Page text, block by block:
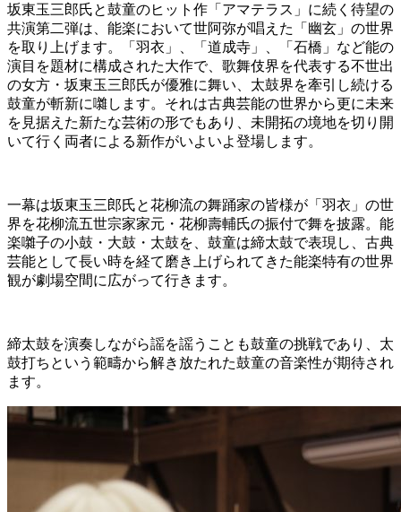
坂東玉三郎氏と鼓童のヒット作「アマテラス」に続く待望の
共演第二弾は、能楽において世阿弥が唱えた「幽玄」の世界
を取り上げます。「羽衣」、「道成寺」、「石橋」など能の
演目を題材に構成された大作で、歌舞伎界を代表する不世出
の女方・坂東玉三郎氏が優雅に舞い、太鼓界を牽引し続ける
鼓童が斬新に囃します。それは古典芸能の世界から更に未来
を見据えた新たな芸術の形でもあり、未開拓の境地を切り開
いて行く両者による新作がいよいよ登場します。
一幕は坂東玉三郎氏と花柳流の舞踊家の皆様が「羽衣」の世
界を花柳流五世宗家家元・花柳壽輔氏の振付で舞を披露。能
楽囃子の小鼓・大鼓・太鼓を、鼓童は締太鼓で表現し、古典
芸能として長い時を経て磨き上げられてきた能楽特有の世界
観が劇場空間に広がって行きます。
締太鼓を演奏しながら謡を謡うことも鼓童の挑戦であり、太
鼓打ちという範疇から解き放たれた鼓童の音楽性が期待され
ます。